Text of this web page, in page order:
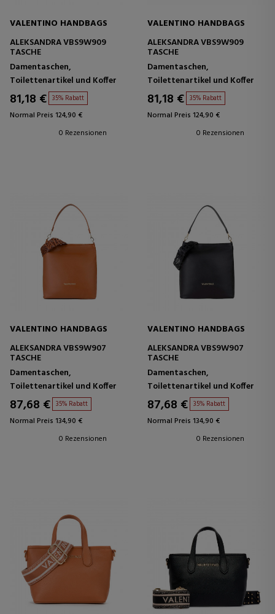
VALENTINO HANDBAGS
ALEKSANDRA VBS9W909
TASCHE
Damentaschen,
Toilettenartikel und Koffer
81,18 € 35% Rabatt
Normal Preis 124,90 €
0 Rezensionen
VALENTINO HANDBAGS
ALEKSANDRA VBS9W909
TASCHE
Damentaschen,
Toilettenartikel und Koffer
81,18 € 35% Rabatt
Normal Preis 124,90 €
0 Rezensionen
VALENTINO HANDBAGS
ALEKSANDRA VBS9W907
TASCHE
Damentaschen,
Toilettenartikel und Koffer
87,68 € 35% Rabatt
Normal Preis 134,90 €
0 Rezensionen
VALENTINO HANDBAGS
ALEKSANDRA VBS9W907
TASCHE
Damentaschen,
Toilettenartikel und Koffer
87,68 € 35% Rabatt
Normal Preis 134,90 €
0 Rezensionen